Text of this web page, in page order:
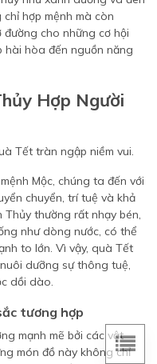
hợp mệnh mà còn
cho những cơ hội
hài hòa đến nguồn năng
Hợp Người
Mộc, chúng ta đến với
chuyển, trí tuệ và khả
thường rất nhạy bén,
như dòng nước, có thể
to lớn. Vì vậy, quà Tết
dưỡng sự thông tuệ,
dồi dào.
tương hợp
mạnh mẽ bởi các vật
món đồ này không chỉ